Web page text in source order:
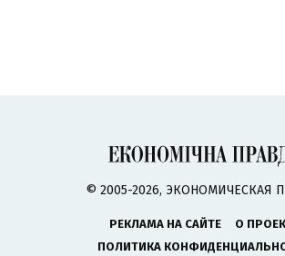
© 2005-2026, ЭКОНОМИЧЕСКАЯ
РЕКЛАМА НА САЙТЕ
О
ПОЛИТИКА